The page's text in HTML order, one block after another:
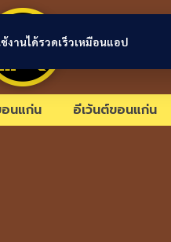
ขอนแก่นลิงก์
อนแก่น อีเว้นต์ขอนแก่น
งานได้รวดเร็วเหมือนแอป